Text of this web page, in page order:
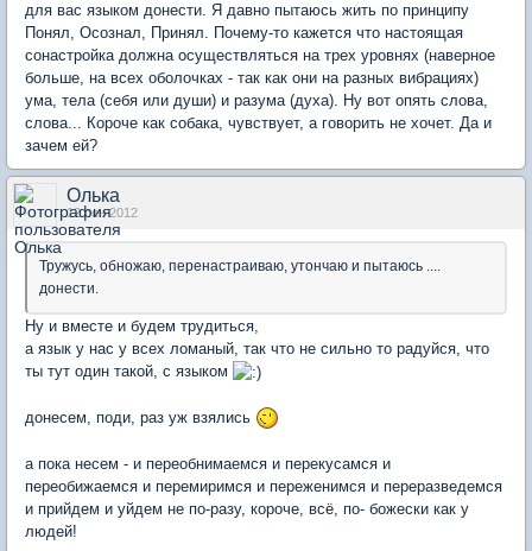
для вас языком донести. Я давно пытаюсь жить по принципу
Понял, Осознал, Принял. Почему-то кажется что настоящая
сонастройка должна осуществляться на трех уровнях (наверное
больше, на всех оболочках - так как они на разных вибрациях)
ума, тела (себя или души) и разума (духа). Ну вот опять слова,
слова... Короче как собака, чувствует, а говорить не хочет. Да и
зачем ей?
Олька
12 сен 2012
Тружусь, обножаю, перенастраиваю, утончаю и пытаюсь ....
донести.
Ну и вместе и будем трудиться,
а язык у нас у всех ломаный, так что не сильно то радуйся, что
ты тут один такой, с языком
донесем, поди, раз уж взялись
а пока несем - и переобнимаемся и перекусамся и
переобижаемся и перемиримся и переженимся и переразведемся
и прийдем и уйдем не по-разу, короче, всё, по- божески как у
людей!